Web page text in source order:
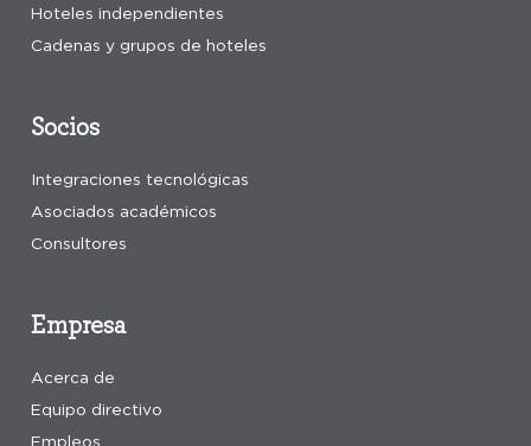
Hoteles independientes
Cadenas y grupos de hoteles
Empresa
Acerca de
Equipo directivo
Empleos
Socios
Integraciones tecnológicas
Asociados académicos
Consultores